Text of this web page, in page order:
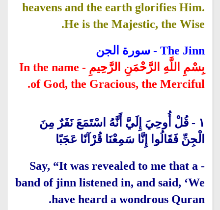
heavens and the earth glorifies Him.
He is the Majestic, the Wise.
The Jinn - سورة الجن
بِسْمِ اللَّهِ الرَّحْمَنِ الرَّحِيمِ -
In the name
of God, the Gracious, the Merciful.
١ - قُلْ أُوحِيَ إِلَيَّ أَنَّهُ اسْتَمَعَ نَفَرٌ مِنَ
الْجِنِّ فَقَالُوا إِنَّا سَمِعْنَا قُرْآنًا عَجَبًا
-
Say, “It was revealed to me that a
band of jinn listened in, and said, ‘We
have heard a wondrous Quran.